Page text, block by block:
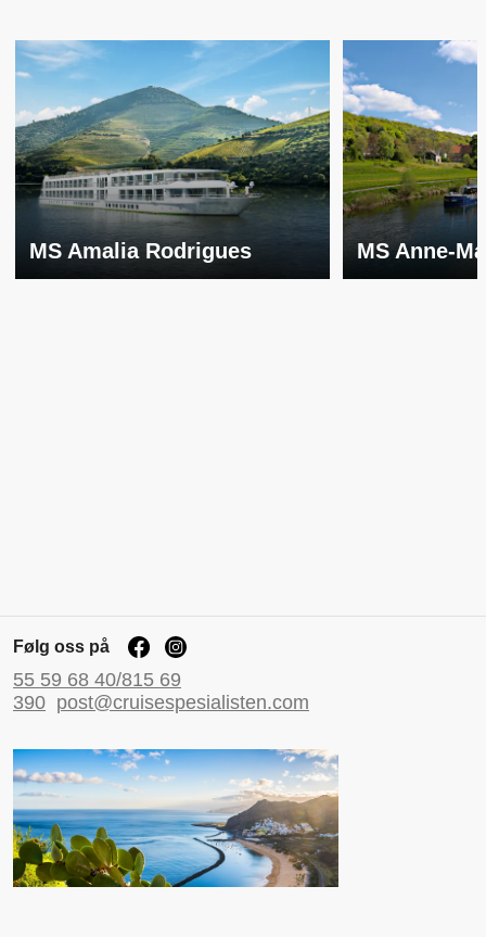
MS Amalia Rodrigues MS Anne-
Følg oss på
55 59 68 40/815 69
390 post@cruisespesialisten.com